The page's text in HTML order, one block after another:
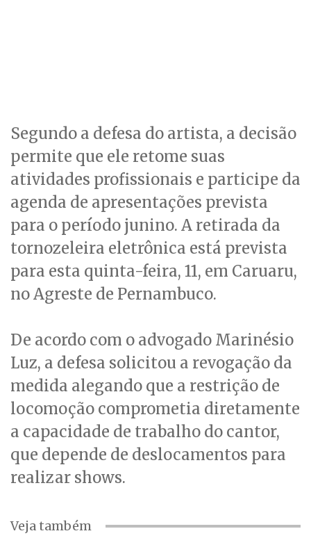
Segundo a defesa do artista, a decisão
permite que ele retome suas
atividades profissionais e participe da
agenda de apresentações prevista
para o período junino. A retirada da
tornozeleira eletrônica está prevista
para esta quinta-feira, 11, em Caruaru,
no Agreste de Pernambuco.
De acordo com o advogado Marinésio
Luz, a defesa solicitou a revogação da
medida alegando que a restrição de
locomoção comprometia diretamente
a capacidade de trabalho do cantor,
que depende de deslocamentos para
realizar shows.
Veja também